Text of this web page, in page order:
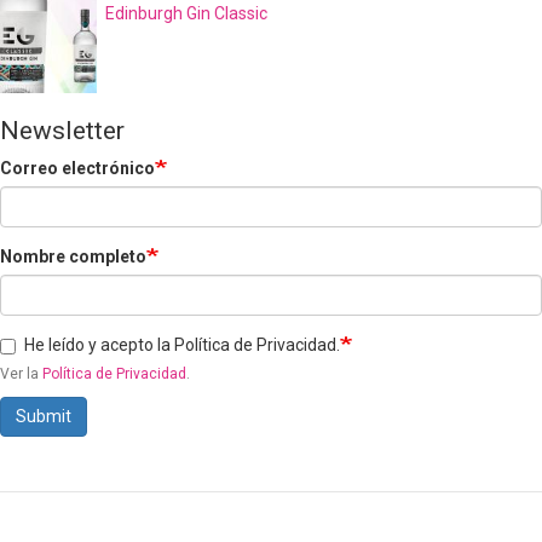
Edinburgh Gin Classic
Newsletter
Correo electrónico
Nombre completo
He leído y acepto la Política de Privacidad.
Ver la Política de Privacidad .
Submit